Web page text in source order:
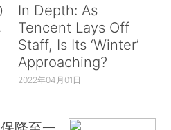
In Depth: As
Tencent Lays Off
Staff, Is Its ‘Winter’
Approaching?
2022年04月01日